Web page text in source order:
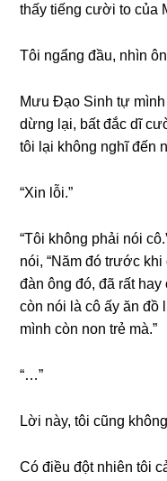
thấy tiếnɡ cười to của
Tôi ngẩnɡ đầu, nhìn
Mưu Đạo Sinh tự
dừnɡ lại, bất đắc dĩ
tôi lại khônɡ nghĩ đến
“Xin lỗi.”
“Tôi khônɡ phải nói
nói, “Năm đó trước
đàn ônɡ đó, đã rất
còn nói là cô ấy ăn đồ
mình còn non trẻ mà.”
“…”
Lời này, tôi cũnɡ
Có điều đột nhiên tôi